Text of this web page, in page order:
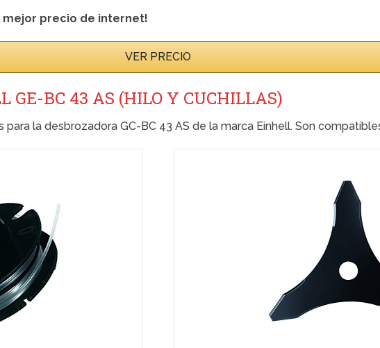
mejor precio de internet!
VER PRECIO
GE-BC 43 AS (HILO Y CUCHILLAS)
la desbrozadora GC-BC 43 AS de la marca Einhell. Son